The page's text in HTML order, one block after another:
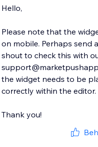
Hello,
Please note that the
on mobile. Perhaps send
shout to check this with
the widget needs to be
correctly within the editor.
Thank you!